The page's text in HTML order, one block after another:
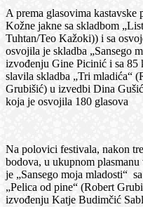
A prema glasovima kastavske
Kožne jakne sa skladbom
Tuhtan/Teo Kažoki)) i sa
osvojila je skladba „Sansego
izvođenju Gine Picinić i sa 85
slavila skladba „Tri mladića“
Grubišić) u izvedbi Dina
koja je osvojila 180 glasova
Na polovici festivala, nakon
bodova, u ukupnom
je „Sansego moja mladosti“
„Pelica od pine“ (Robert
izvođenju Katje Budimčić